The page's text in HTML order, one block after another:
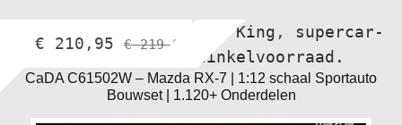
Mould King , supercar-
bouwmodellen
Winkelvoorraad.
CaDA C61502W – Mazda RX-7 | 1:12 schaal Sportauto
Bouwset | 1.120+ Onderdelen
€ 210,95 €219,95